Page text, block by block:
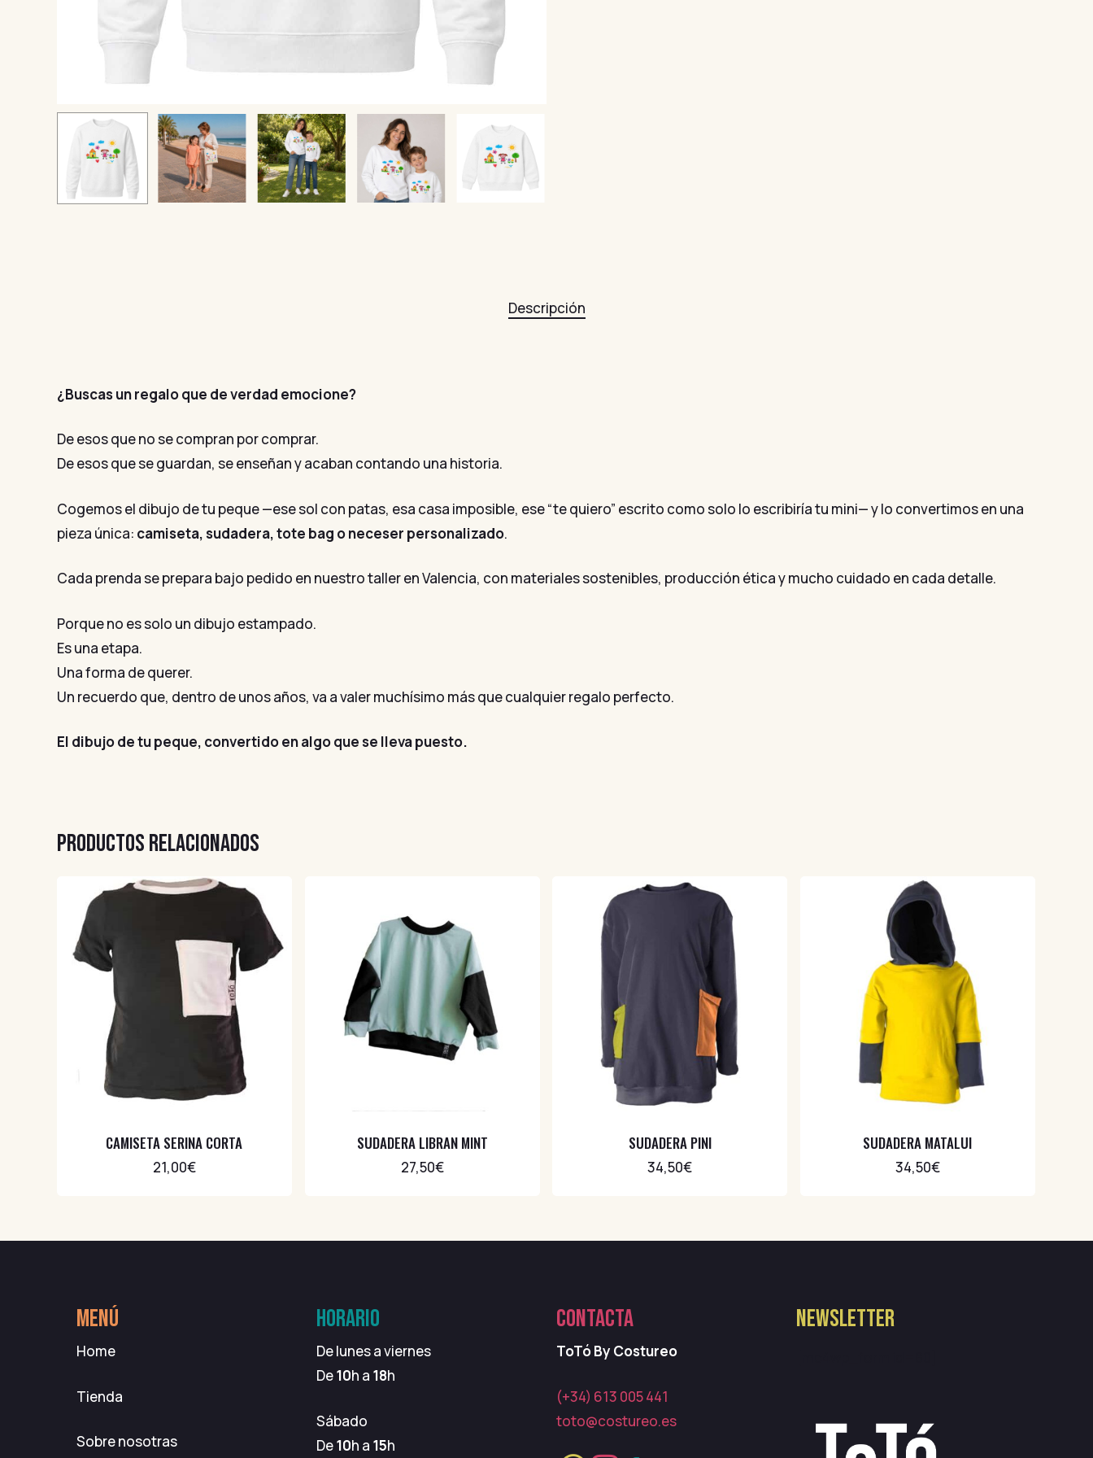
Descripción
¿Buscas un regalo que de verdad emocione?
De esos que no se compran por comprar.
De esos que se guardan, se enseñan y acaban contando una historia.
Cogemos el dibujo de tu peque —ese sol con patas, esa casa imposible, ese “te quiero” escrito como solo lo escribiría tu mini— y lo convertimos en una
pieza única: camiseta, sudadera, tote bag o neceser personalizado.
Cada prenda se prepara bajo pedido en nuestro taller en Valencia, con materiales sostenibles, producción ética y mucho cuidado en cada detalle.
Porque no es solo un dibujo estampado.
Es una etapa.
Una forma de querer.
Un recuerdo que, dentro de unos años, va a valer muchísimo más que cualquier regalo perfecto.
El dibujo de tu peque, convertido en algo que se lleva puesto.
PRODUCTOS RELACIONADOS
CAMISETA SERINA CORTA
21,00€
SUDADERA LIBRAN MINT
27,50€
SUDADERA PINI
34,50€
SUDADERA MATALUI
34,50€
MENÚ
Home
Tienda
Sobre nosotras
HORARIO
De lunes a viernes
De10h a 18h
Sábado
De10h a 15h
CONTACTA
ToTó By Costureo
(+34) 613 005 441
toto@costureo.es
NEWSLETTER